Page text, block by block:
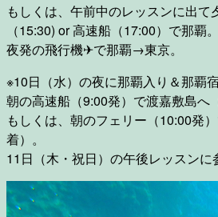
もしくは、午前中のレッスンに出て
（15:30) or 高速船（17:00）で那覇。
夜発の飛行機✈で那覇→東京。
※10日（水）の夜に那覇入り＆那覇
朝の高速船（9:00発）で渡嘉敷島へ
もしくは、朝のフェリー（10:00発
着）。
11日（木・祝日）の午後レッスン